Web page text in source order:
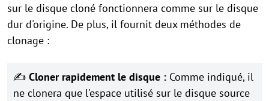
sur le disque cloné fonctionnera comme sur le disque
dur d'origine. De plus, il fournit deux méthodes de
clonage :
✍ Cloner rapidement le disque : Comme indiqué, il
ne clonera que l'espace utilisé sur le disque source